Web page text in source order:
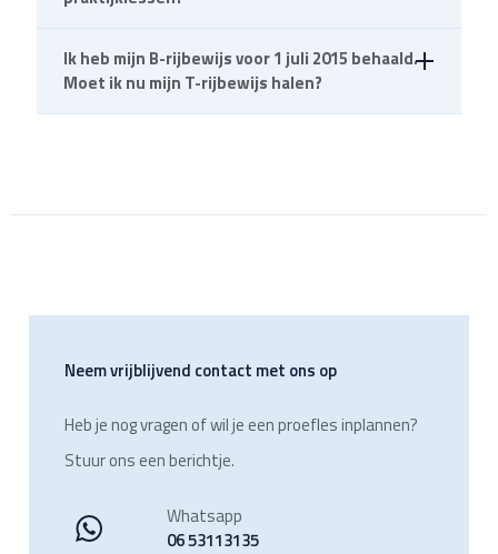
verkeersregels weet en verkeersinzicht hebt.
te slagen.
Vanaf 16 jaar kun je beginnen met rijlessen.
Ik heb mijn B-rijbewijs voor 1 juli 2015 behaald.
Moet ik nu mijn T-rijbewijs halen?
bevoegdheid.
Neem vrijblijvend contact met ons op
Heb je nog vragen of wil je een proefles inplannen?
Stuur ons een berichtje.
Whatsapp
06 53113135